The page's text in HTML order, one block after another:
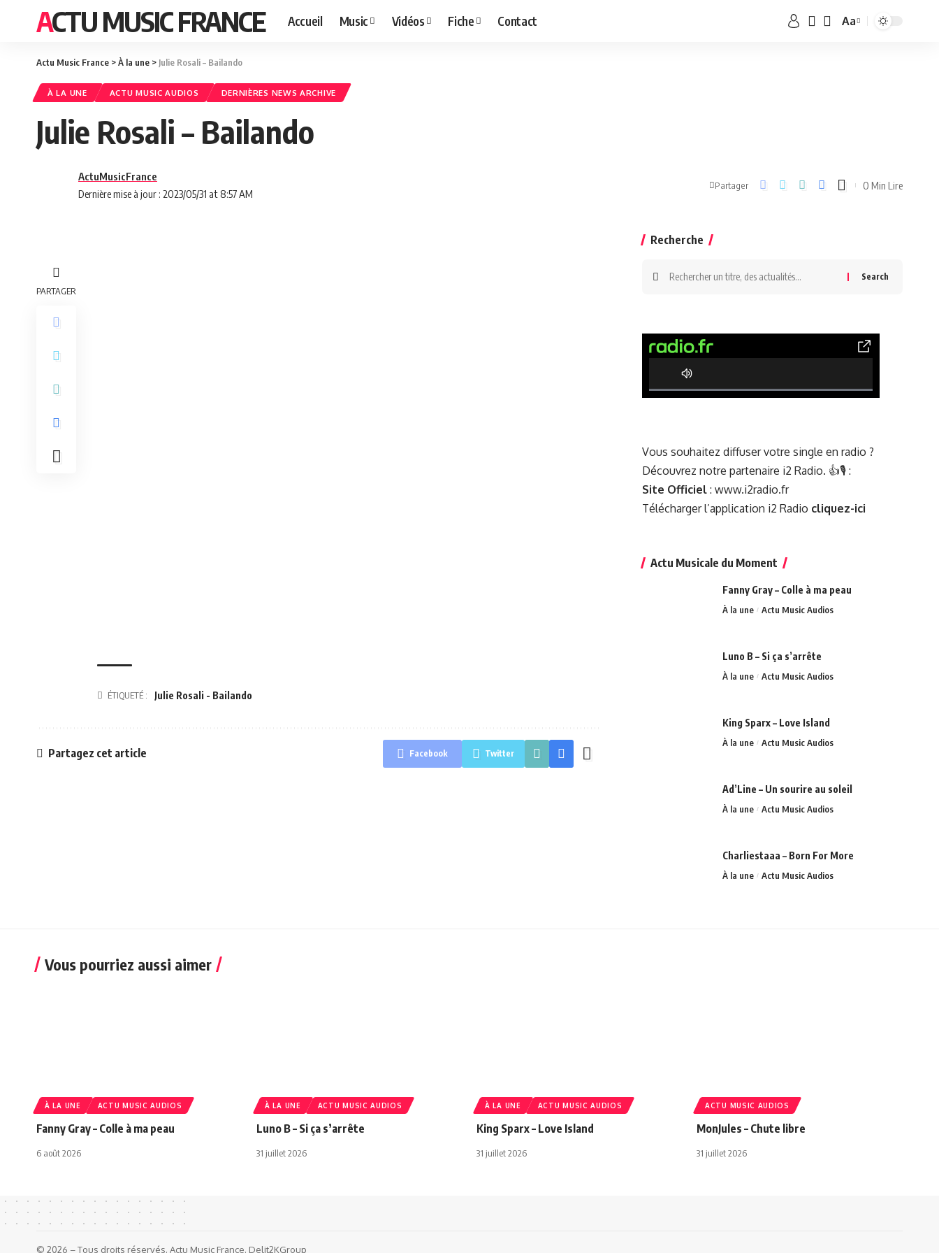
ACTU MUSIC FRANCE Accueil Music Vidéos Fiche Contact Aa
Actu Music France >À la une > Julie Rosali – Bailando
À LA UNE ACTU MUSIC AUDIOS DERNIÈRES NEWS ARCHIVE
Julie Rosali – Bailando
Dernière mise à jour : 2023/05/31 at 8:57 AM
ActuMusicFrance
Partager 0 Min Lire
PARTAGER
ÉTIQUETÉ : Julie Rosali - Bailando
Partagez cet article Facebook Twitter
Recherche
0% Complete
Vous souhaitez diffuser votre single en radio ?
Découvrez notre partenaire i2 Radio. 👍🎙️ :
Site Officiel: www.i2radio.fr
Télécharger l’application i2 Radio cliquez-ici
Actu Musicale du Moment
Fanny Gray – Colle à ma peau
À la une Actu Music Audios
Luno B – Si ça s’arrête
À la une Actu Music Audios
King Sparx – Love Island
À la une Actu Music Audios
Ad’Line – Un sourire au soleil
À la une Actu Music Audios
Charliestaaa – Born For More
À la une Actu Music Audios
Vous pourriez aussi aimer
À LA UNE ACTU MUSIC AUDIOS
Fanny Gray – Colle à ma peau
6 août 2026
À LA UNE ACTU MUSIC AUDIOS
Luno B – Si ça s’arrête
31 juillet 2026
À LA UNE ACTU MUSIC AUDIOS
King Sparx – Love Island
31 juillet 2026
ACTU MUSIC AUDIOS
MonJules – Chute libre
31 juillet 2026
© 2026 – Tous droits réservés. Actu Music France. Delit2KGroup